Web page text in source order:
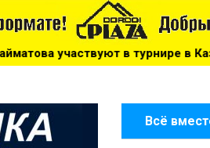
в Казахстане - 15:51 ***
Всё